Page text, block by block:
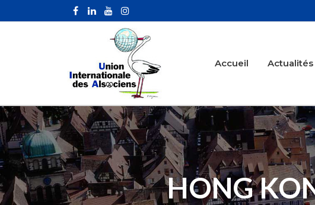
Accueil Actualités
HONG